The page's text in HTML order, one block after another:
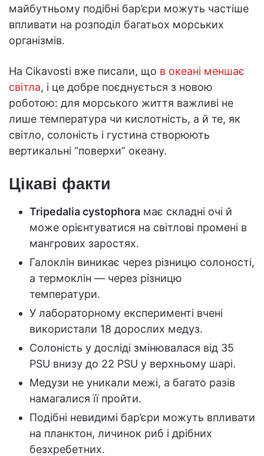
майбутньому подібні бар’єри можуть частіше
впливати на розподіл багатьох морських
організмів.
На Cikavosti вже писали, що в океані меншає
світла, і це добре поєднується з новою
роботою: для морського життя важливі не
лише температура чи кислотність, а й те, як
світло, солоність і густина створюють
вертикальні “поверхи” океану.
Цікаві факти
Tripedalia cystophora має складні очі й
може орієнтуватися на світлові промені в
мангрових заростях.
Галоклін виникає через різницю солоності,
а термоклін — через різницю
температури.
У лабораторному експерименті вчені
використали 18 дорослих медуз.
Солоність у досліді змінювалася від 35
PSU внизу до 22 PSU у верхньому шарі.
Медузи не уникали межі, а багато разів
намагалися її пройти.
Подібні невидимі бар’єри можуть впливати
на планктон, личинок риб і дрібних
безхребетних.